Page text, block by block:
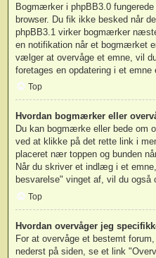
Bogmærker i phpBB3.0
browser. Du fik ikke besked når
phpBB3.1 virker bogmærker
en notifikation når et bogmærket
vælger at overvåge et emne, vil
foretages en opdatering i et emne
Top
Hvordan bogmærker eller
Du kan bogmærke eller bede om
ved at klikke på det rette link i
placeret nær toppen og bunden
Når du skriver et indlæg i et
besvarelse" vinget af, vil du også
Top
Hvordan overvåger jeg
For at overvåge et bestemt
nederst på siden, se et link